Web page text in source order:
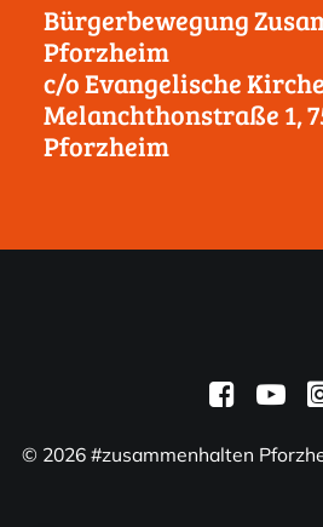
Bürgerbewegung
Pforzheim
c/o Evangelische
Melanchthonstraße 1,
Pforzheim
© 2026 #zusammenhalten